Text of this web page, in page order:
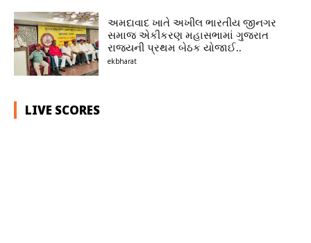
અમદાવાદ ખાતે અખીલ ભારતીય જીનગર
સમાજ એકીકરણ મહાસભામાં ગુજરાત
રાજ્યની પ્રથમ બેઠક યોજાઈ..
ekbharat
LIVE SCORES